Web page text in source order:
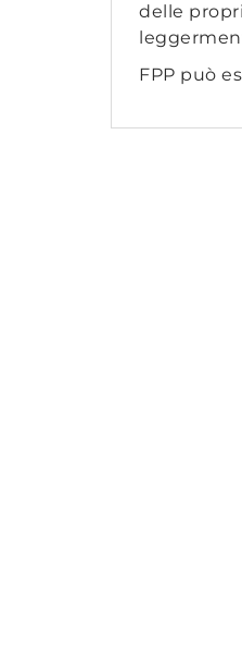
delle
FPP può